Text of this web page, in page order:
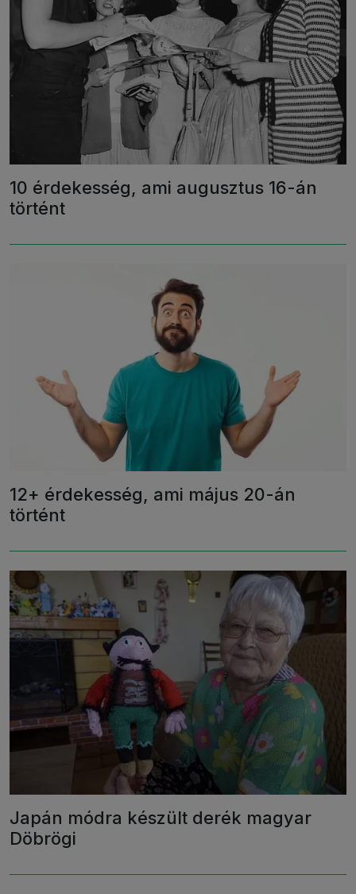
10 érdekesség, ami augusztus 16-án
történt
12+ érdekesség, ami május 20-án
történt
Japán módra készült derék magyar
Döbrögi